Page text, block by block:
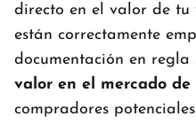
directo en el valor de tu
están correctamente
documentación en regla
valor en el mercado de
compradores